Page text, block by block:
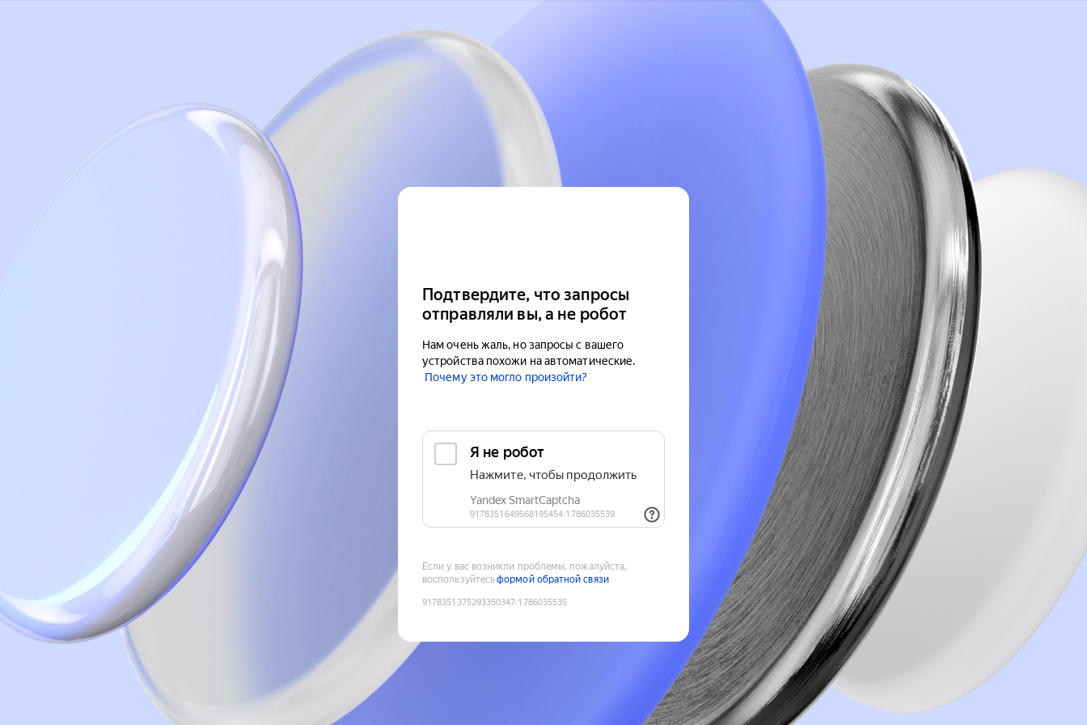
Подтвердите, что запросы
отправляли вы, а не робот
Нам очень жаль, но запросы с вашего
устройства похожи на автоматические.
Почему это могло произойти?
Если у вас возникли проблемы, пожалуйста,
воспользуйтесьформой обратной связи
9178351375293350347:1786035535